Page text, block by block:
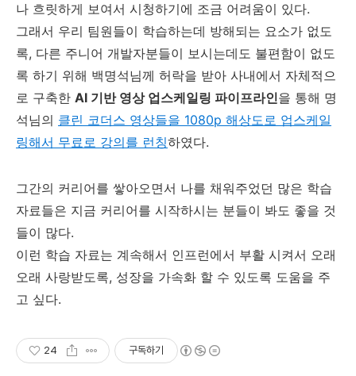
나 흐릿하게 보여서 시청하기에 조금 어려움이 있다.
그래서 우리 팀원들이 학습하는데 방해되는 요소가 없도
록, 다른 주니어 개발자분들이 보시는데도 불편함이 없도
록 하기 위해 백명석님께 허락을 받아 사내에서 자체적으
로 구축한 AI 기반 영상 업스케일링 파이프라인을 통해 명
석님의 클린 코더스 영상들을 1080p 해상도로 업스케일
링해서 무료로 강의를 런칭하였다.
그간의 커리어를 쌓아오면서 나를 채워주었던 많은 학습
자료들은 지금 커리어를 시작하시는 분들이 봐도 좋을 것
들이 많다.
이런 학습 자료는 계속해서 인프런에서 부활 시켜서 오래
오래 사랑받도록, 성장을 가속화 할 수 있도록 도움을 주
고 싶다.
24 구독하기